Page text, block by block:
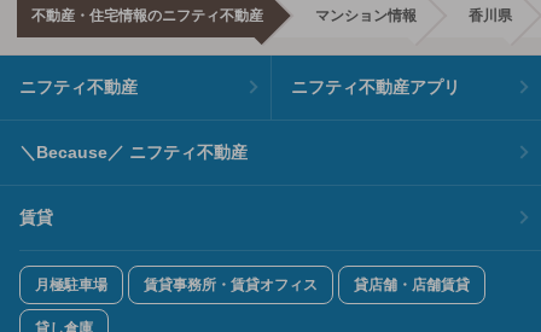
不動産・住宅情報のニフティ不動産 マンション情報 香川県
ニフティ不動産 ニフティ不動産アプリ
＼Because／ ニフティ不動産
賃貸
月極駐車場 賃貸事務所・賃貸オフィス 貸店舗・店舗賃貸
貸し倉庫